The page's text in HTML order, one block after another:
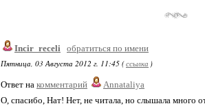
Incir_receli обратиться по имени
Пятница, 03 Августа 2012 г. 11:45 (ссылка )
Ответ на комментарий
Annataliya
О, спасибо, Нат! Нет, не читала, но слышала много